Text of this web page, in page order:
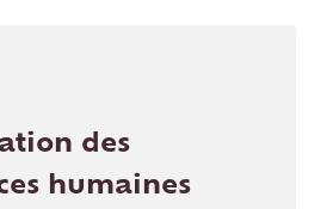
des
humaines